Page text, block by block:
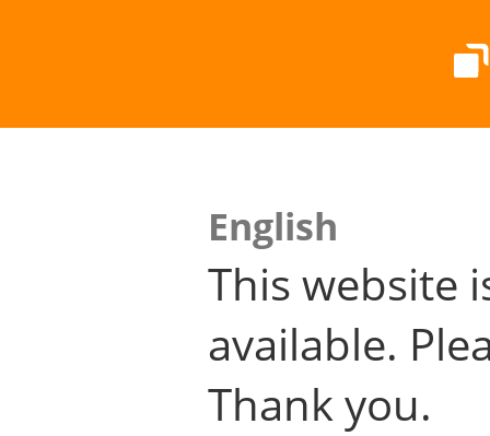
English
This website
available.
Thank you.